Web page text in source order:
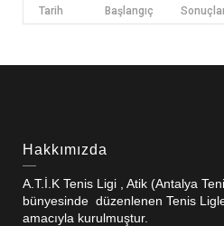
Tarih Başlangıç
Hakkımızda
A.T.İ.K Tenis Ligi , Atik (Antalya
bünyesinde düzenlenen Tenis
amacıyla kurulmuştur.